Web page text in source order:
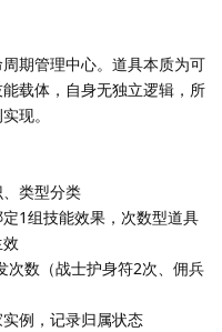
期管理中心。道具本质为可
载体，自身无独立逻辑，所
现。
类型分类
1组技能效果，次数型道具
次数（战士护身符2次、佣兵
例，记录归属状态